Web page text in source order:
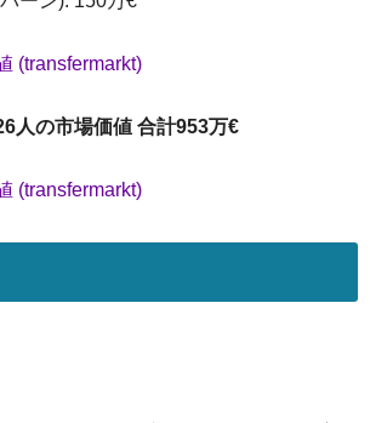
(transfermarkt)
人の市場価値 合計953万€
(transfermarkt)